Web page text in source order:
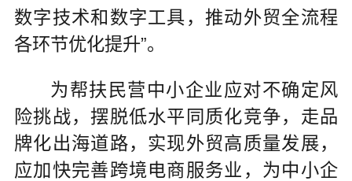
数字技术和数字工具，推动外贸全流程
各环节优化提升”。
为帮扶民营中小企业应对不确定风
险挑战，摆脱低水平同质化竞争，走品
牌化出海道路，实现外贸高质量发展，
应加快完善跨境电商服务业，为中小企